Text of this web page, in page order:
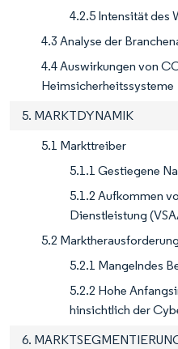
4.2.5 Intensität des
4.3 Analyse der
4.4 Auswirkungen von
Heimsicherheitssysteme
5. MARKTDYNAMIK
5.1 Markttreiber
5.1.1 Gestiegene
5.1.2 Aufkommen
Dienstleistung
5.2
5.2.1 Mangelndes
5.2.2 Hohe
hinsichtlich der
6.